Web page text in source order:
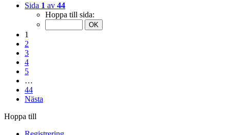
Sida 1 av 44
Hoppa till sida:
1
2
3
4
5
…
44
Nästa
Hoppa till